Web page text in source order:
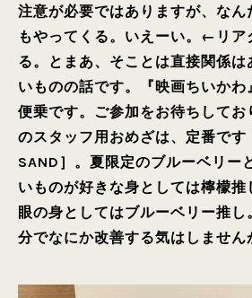
注意が必要ではありますが、なん
もやってくる。いえーい。←リア
る。とまあ、そことは直接関係は
いものの話です。『映画ちいかわ
便乗です。ご参加をお待ちしてお
のスタッフ用おめざは、定番です
SAND］。夏限定のブルーベリー
いものが好きな身としては檸檬
眼の身としてはブルーベリー推
分でなにか改善する気はしません